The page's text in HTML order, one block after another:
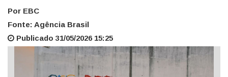
Por EBC
Fonte: Agência Brasil
Publicado 31/05/2026 15:25